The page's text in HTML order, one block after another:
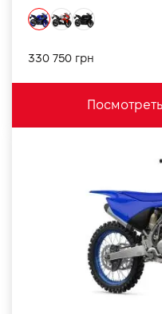
330 750 грн